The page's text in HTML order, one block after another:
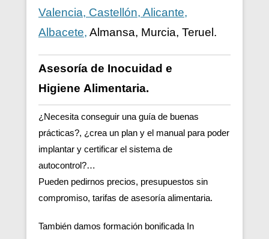
Valencia, Castellón, Alicante,
Albacete, Almansa, Murcia, Teruel.
Asesoría de Inocuidad e
Higiene Alimentaria.
¿Necesita conseguir una guía de buenas
prácticas?, ¿crea un plan y el manual para poder
implantar y certificar el sistema de
autocontrol?…
Pueden pedirnos precios, presupuestos sin
compromiso, tarifas de asesoría alimentaria.
También damos formación bonificada In